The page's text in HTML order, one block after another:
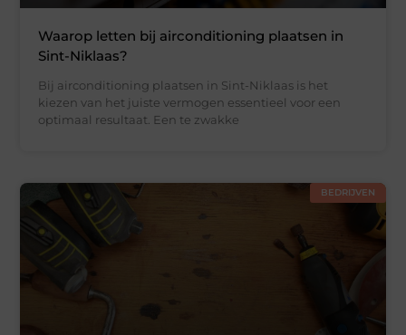
Waarop letten bij airconditioning plaatsen in
Sint-Niklaas?
Bij airconditioning plaatsen in Sint-Niklaas is het
kiezen van het juiste vermogen essentieel voor een
optimaal resultaat. Een te zwakke
BEDRIJVEN